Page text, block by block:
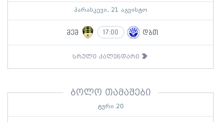
პარასკევი, 21 აგვისტო
მეშ 17:00 დბთ
სრული კალენდარი
ბოლო თამაშები
ტური 20